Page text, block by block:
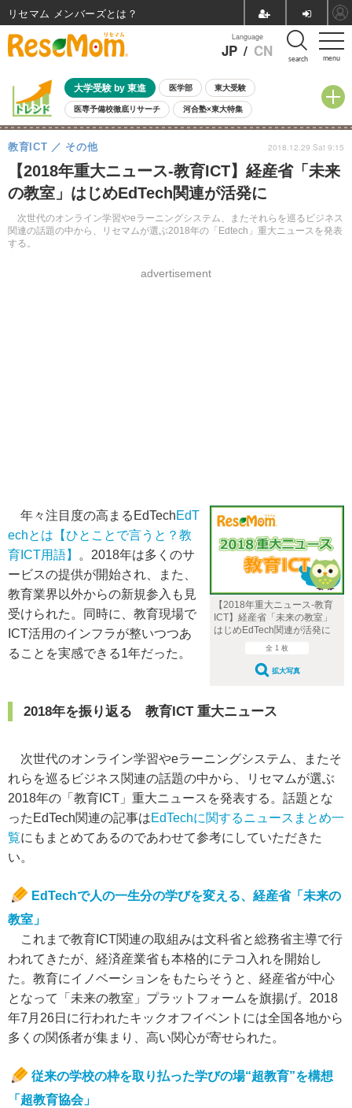
menu
Language
JP / CN search
大学受験 by 東進 医学部 東大受験
医専予備校徹底リサーチ 河合塾×東大特集
親子で考える大学選び 高校受験 中学受験 小学校受験
共通テスト 夏休み
8月開催イベント・WS 全国公立高校 過去問 人気記事
自由研究教材（小学生向け） 自由研究教材（中学生向け）
【2018年重大ニュース-教育ICT】経産省「未来
の教室」はじめEdTech関連が活発に
次世代のオンライン学習やeラーニングシステム、またそれらを巡るビジネス
関連の話題の中から、リセマムが選ぶ2018年の「Edtech」重大ニュースを発表
する。
教育ICT その他
advertisement
2018.12.29 Sat 9:15
【2018年重大ニュース-教育
ICT】経産省「未来の教室」
はじめEdTech関連が活発に
全 1 枚
拡大写真
年々注目度の高まるEdTechEdT
echとは【ひとことで言うと？教
育ICT用語】
。2018年は多くのサ
ービスの提供が開始され、また、
教育業界以外からの新規参入も見
受けられた。同時に、教育現場で
ICT活用のインフラが整いつつあ
ることを実感できる1年だった。
2018年を振り返る 教育ICT 重大ニュース
次世代のオンライン学習やeラーニングシステム、またそ
れらを巡るビジネス関連の話題の中から、リセマムが選ぶ
2018年の「教育ICT」重大ニュースを発表する。話題とな
ったEdTech関連の記事はEdTechに関するニュースまとめ一
覧にもまとめてあるのであわせて参考にしていただきた
い。
EdTechで人の一生分の学びを変える、経産省「未来の
教室」
これまで教育ICT関連の取組みは文科省と総務省主導で行
われてきたが、経済産業省も本格的にテコ入れを開始し
た。教育にイノベーションをもたらそうと、経産省が中心
となって「未来の教室」プラットフォームを旗揚げ。2018
年7月26日に行われたキックオフイベントには全国各地から
多くの関係者が集まり、高い関心が寄せられた。
従来の学校の枠を取り払った学びの場“超教育”を構想
「超教育協会」
リセマム メンバーズ